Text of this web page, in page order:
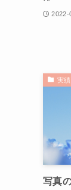
2022-
実
写真